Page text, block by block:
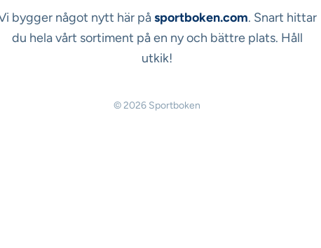
bygger något nytt här påsportboken.com. Snart hittar
du hela vårt sortiment på en ny och bättre plats. Håll
utkik!
© 2026 Sportboken